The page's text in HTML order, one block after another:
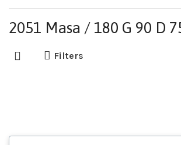
2051 Masa / 180 G 90 D
Filters
2,145.65₺ –31,910.87₺ + % 10 KDV